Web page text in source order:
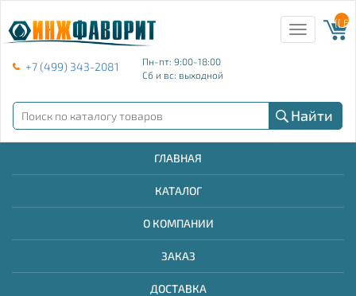
+7 (499) 343-2081
Пн-пт: 9:00-18:00
Сб и вс: выходной
Toggle
navigation
{{
Найти
ГЛАВНАЯ
КАТАЛОГ
О КОМПАНИИ
ЗАКАЗ
ДОСТАВКА